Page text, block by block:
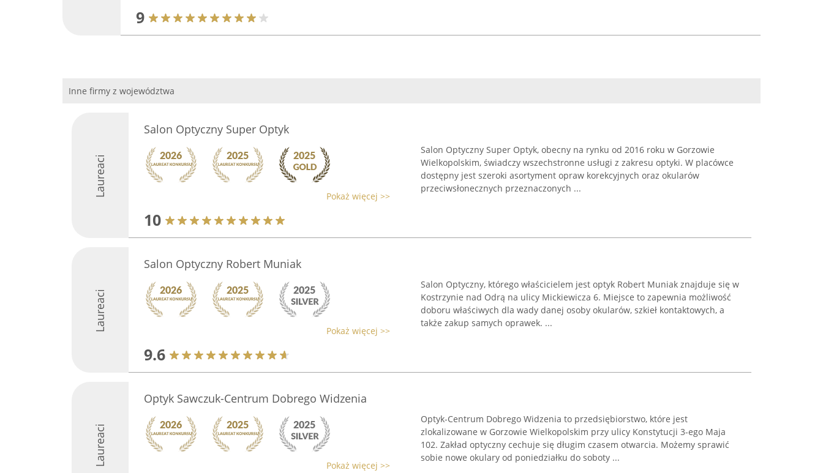
9
Inne firmy z województwa
Laureaci
Salon Optyczny Super Optyk
Pokaż więcej >>
10
Salon Optyczny Super Optyk, obecny na rynku od 2016 roku w Gorzowie
Wielkopolskim, świadczy wszechstronne usługi z zakresu optyki. W placówce
dostępny jest szeroki asortyment opraw korekcyjnych oraz okularów
przeciwsłonecznych przeznaczonych ...
Laureaci
Salon Optyczny Robert Muniak
Pokaż więcej >>
9.6
Salon Optyczny, którego właścicielem jest optyk Robert Muniak znajduje się w
Kostrzynie nad Odrą na ulicy Mickiewicza 6. Miejsce to zapewnia możliwość
doboru właściwych dla wady danej osoby okularów, szkieł kontaktowych, a
także zakup samych oprawek. ...
Laureaci
Optyk Sawczuk-Centrum Dobrego Widzenia
Pokaż więcej >>
Optyk-Centrum Dobrego Widzenia to przedsiębiorstwo, które jest
zlokalizowane w Gorzowie Wielkopolskim przy ulicy Konstytucji 3-ego Maja
102. Zakład optyczny cechuje się długim czasem otwarcia. Możemy sprawić
sobie nowe okulary od poniedziałku do soboty ...